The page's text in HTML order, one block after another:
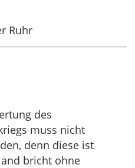
Ruhr
des
muss nicht
denn diese ist
bricht ohne